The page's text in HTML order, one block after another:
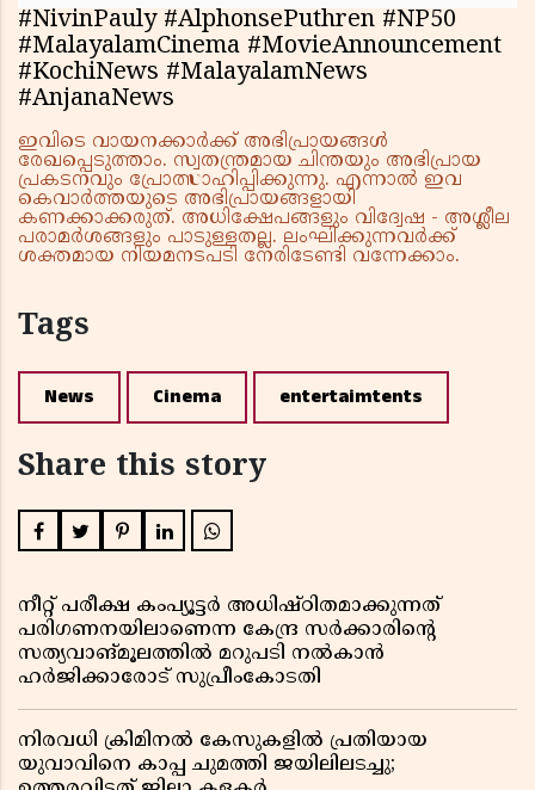
#NivinPauly #AlphonsePuthren #NP50
#MalayalamCinema #MovieAnnouncement
#KochiNews #MalayalamNews
#AnjanaNews
ഇവിടെ വായനക്കാർക്ക് അഭിപ്രായങ്ങൾ
രേഖപ്പെടുത്താം. സ്വതന്ത്രമായ ചിന്തയും അഭിപ്രായ
പ്രകടനവും പ്രോത്സാഹിപ്പിക്കുന്നു. എന്നാൽ ഇവ
കെവാർത്തയുടെ അഭിപ്രായങ്ങളായി
കണക്കാക്കരുത്. അധിക്ഷേപങ്ങളും വിദ്വേഷ - അശ്ലീല
പരാമർശങ്ങളും പാടുള്ളതല്ല. ലംഘിക്കുന്നവർക്ക്
ശക്തമായ നിയമനടപടി നേരിടേണ്ടി വന്നേക്കാം.
Tags
News Cinema entertaimtents
Share this story
നീറ്റ് പരീക്ഷ കംപ്യൂട്ടർ അധിഷ്ഠിതമാക്കുന്നത്
പരിഗണനയിലാണെന്ന കേന്ദ്ര സർക്കാരിൻ്റെ
സത്യവാങ്മൂലത്തിൽ മറുപടി നൽകാൻ
ഹർജിക്കാരോട് സുപ്രീംകോടതി
നിരവധി ക്രിമിനൽ കേസുകളിൽ പ്രതിയായ
യുവാവിനെ കാപ്പ ചുമത്തി ജയിലിലടച്ചു;